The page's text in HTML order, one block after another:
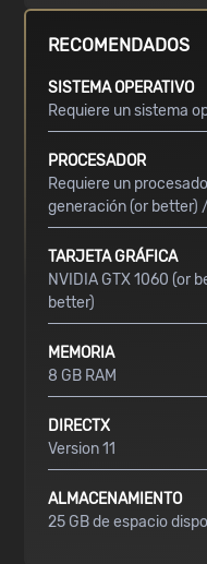
RECOMENDADOS
SISTEMA OPERATIVO
Requiere un sistema
PROCESADOR
Requiere un
generación (or better)
TARJETA GRÁFICA
NVIDIA GTX 1060 (or
better)
MEMORIA
8 GB RAM
DIRECTX
Version 11
ALMACENAMIENTO
25 GB de espacio